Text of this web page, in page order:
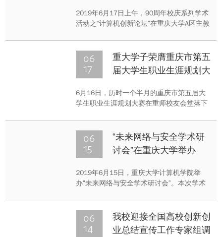
2019年6月17日上午，90周年校庆系列学术
活动之“计算机创新论坛”在重庆大学A区主教
C.S. Lee等参加论坛。
06
17
重大学子荣膺重庆市第五
届大学生职业生涯规划大
6月16日，历时一个半月的重庆市第五届大
学生职业生涯规划大赛在重师校友会堂落下
经过激烈角逐，我校法学院研究生陈洁斌荣
获大赛一等奖，新闻学院本科生张钰华荣获
大赛二等奖；法学院范卫红、新闻学院周莹
06
15
“未来网络与安全学术研
讨会”在重庆大学举办
2019年6月15日，重庆大学计算机学院举
办“未来网络与安全学术研讨会”。本次学术
术盛会。
06
14
我校迎接全国高校创新创
业总结宣传工作专家组调